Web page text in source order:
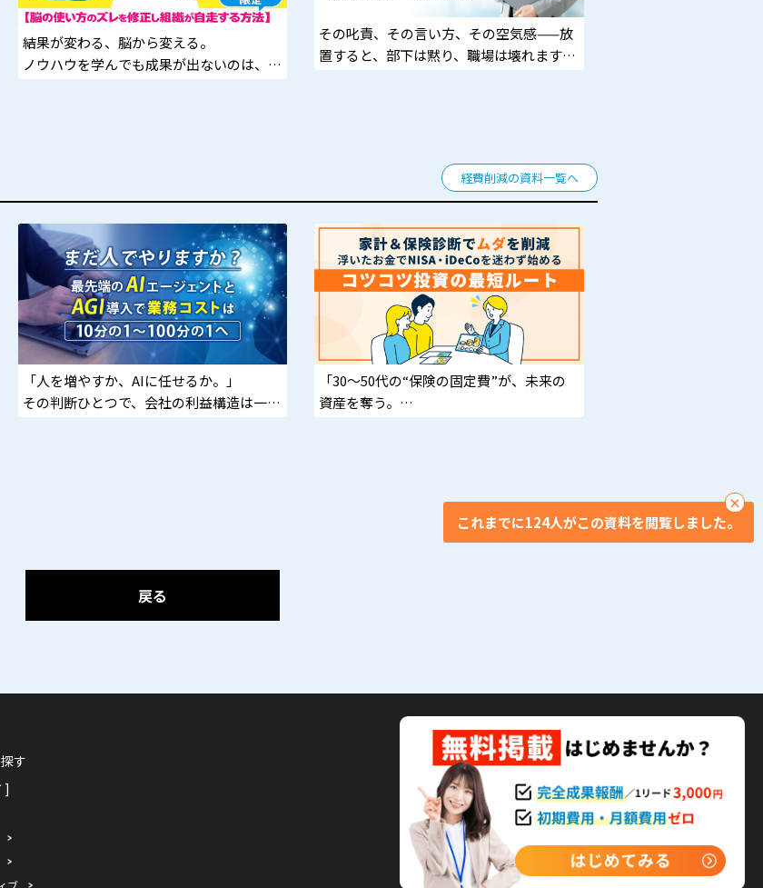
結果が変わる、脳から変える。
ノウハウを学んでも成果が出ないのは、努
その叱責、その言い方、その空気感——放
置すると、部下は黙り、職場は壊れます。
経費削減の資料一覧へ
「人を増やすか、AIに任せるか。」
その判断ひとつで、会社の利益構造は一変
「30〜50代の“保険の固定費”が、未来の
資産を奪う。
×
これまでに124人がこの資料を閲覧しました。
戻る
す
]